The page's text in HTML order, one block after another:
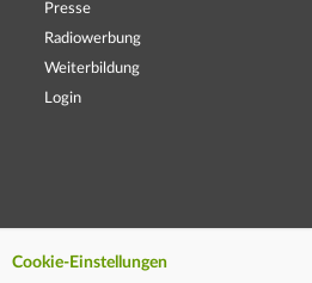
Presse
Radiowerbung
Weiterbildung
Login
Cookie-Einstellungen